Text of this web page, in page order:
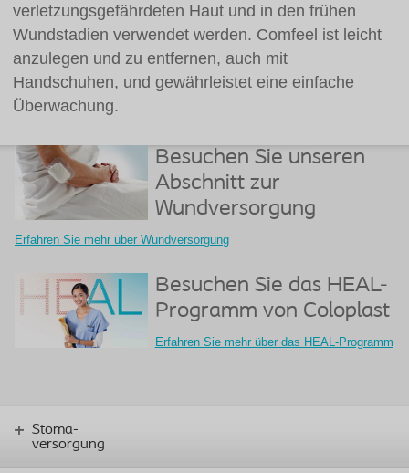
verletzungsgefährdeten Haut und in den frühen
Wundstadien verwendet werden. Comfeel ist leicht
anzulegen und zu entfernen, auch mit
Handschuhen, und gewährleistet eine einfache
Überwachung.
Besuchen Sie unseren
Abschnitt zur
Wundversorgung
Erfahren Sie mehr über Wundversorgung
Besuchen Sie das HEAL-
Programm von Coloplast
Erfahren Sie mehr über das HEAL-Programm
Stoma-
versorgung